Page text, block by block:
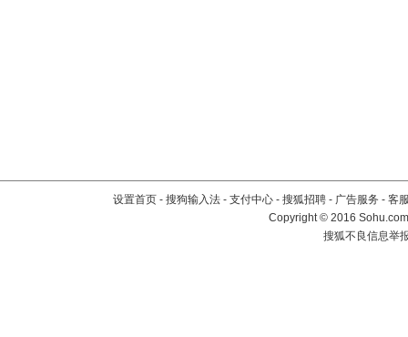
设置首页 - 搜狗输入法 - 支付中心 - 搜狐招聘 - 广告服务 - 客
Copyright©2016
搜狐不良信息举